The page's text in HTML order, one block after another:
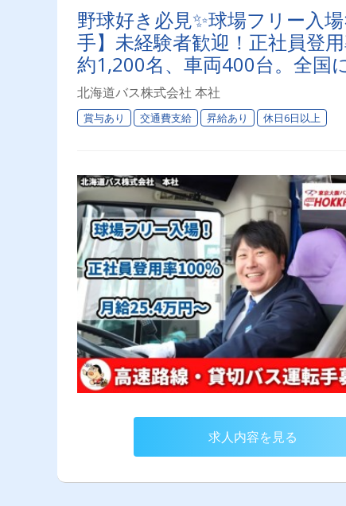
野球好き必見✨球場フリー入
手】未経験者歓迎！正社員登
約1,200名、車両400台。全国
です！
北海道バス株式会社 本社
賞与あり 交通費支給 昇給あり 休日6日以上
求人内容を見る